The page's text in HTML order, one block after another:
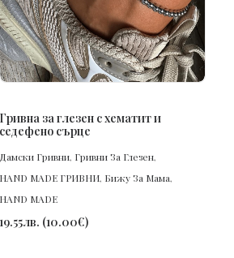
ПОРЪЧАЙ
Гривна за глезен с хематит и
седефено сърце
Дамски Гривни, Гривни За Глезен,
HAND MADE ГРИВНИ, Бижу За Мама,
HAND MADE
19.55лв. (10.00€)